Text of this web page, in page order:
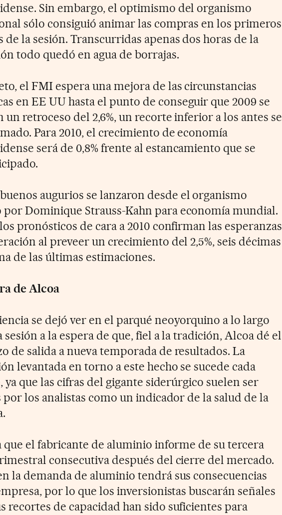
Sin embargo, el optimismo del organismo
sólo consiguió animar las compras en los primeros
de la sesión. Transcurridas apenas dos horas de la
todo quedó en agua de borrajas.
el FMI espera una mejora de las circunstancias
en EE UU hasta el punto de conseguir que 2009 se
un retroceso del 2,6%, un recorte inferior a los antes se
Para 2010, el crecimiento de economía
será de 0,8% frente al estancamiento que se
augurios se lanzaron desde el organismo
Dominique Strauss-Kahn para economía mundial.
pronósticos de cara a 2010 confirman las esperanzas
al preveer un crecimiento del 2,5%, seis décimas
de las últimas estimaciones.
de Alcoa
se dejó ver en el parqué neoyorquino a lo largo
sesión a la espera de que, fiel a la tradición, Alcoa dé el
de salida a nueva temporada de resultados. La
levantada en torno a este hecho se sucede cada
que las cifras del gigante siderúrgico suelen ser
los analistas como un indicador de la salud de la
que el fabricante de aluminio informe de su tercera
consecutiva después del cierre del mercado.
la demanda de aluminio tendrá sus consecuencias
por lo que los inversionistas buscarán señales
recortes de capacidad han sido suficientes para